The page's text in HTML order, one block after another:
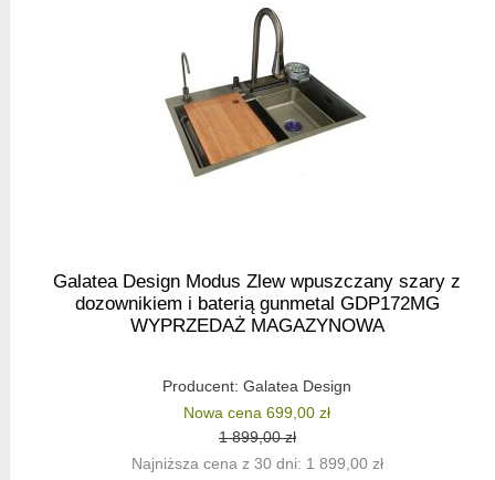
Galatea Design Modus Zlew wpuszczany szary z
dozownikiem i baterią gunmetal GDP172MG
WYPRZEDAŻ MAGAZYNOWA
Producent:Galatea Design
Nowa cena 699,00 zł
1 899,00 zł
Najniższa cena z 30 dni: 1 899,00 zł